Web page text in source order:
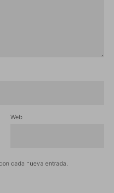
Web
cada nueva entrada.